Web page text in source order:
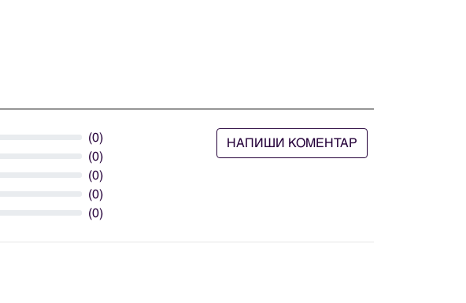
(0)
(0)
(0)
(0)
(0)
НАПИШИ КОМЕНТАР